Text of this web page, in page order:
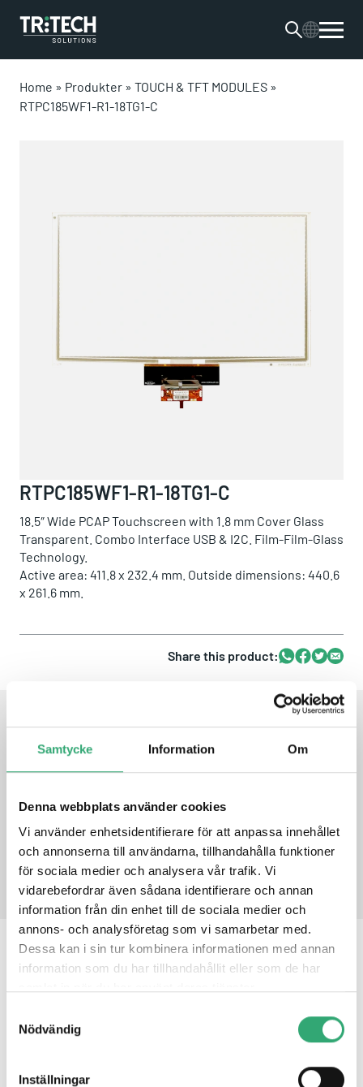
Samtycke Information Om
Denna webbplats använder cookies
Vi använder enhetsidentifierare för att anpassa innehållet
och annonserna till användarna, tillhandahålla funktioner
för sociala medier och analysera vår trafik. Vi
vidarebefordrar även sådana identifierare och annan
information från din enhet till de sociala medier och
annons- och analysföretag som vi samarbetar med.
Dessa kan i sin tur kombinera informationen med annan
information som du har tillhandahållit eller som de har
Nödvändig
Inställningar
Home » Produkter » TOUCH & TFT MODULES »
RTPC185WF1-R1-18TG1-C
RTPC185WF1-R1-18TG1-C
18.5″ Wide PCAP Touchscreen with 1.8 mm Cover Glass
Transparent. Combo Interface USB & I2C. Film-Film-Glass
Technology.
Active area: 411.8 x 232.4 mm. Outside dimensions: 440.6
x 261.6 mm.
Share this product:Whatsapp
Facebook
Twitter
Email
DATASHEET
PRODUCT INQUIRY
RELATED PRODUCTS